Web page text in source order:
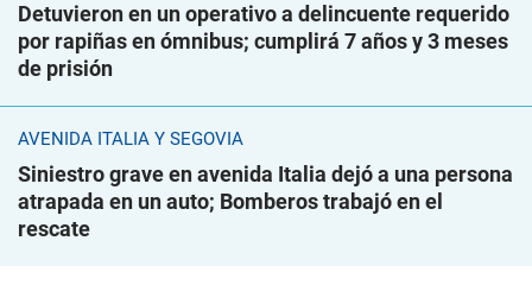
Detuvieron en un operativo a delincuente requerido
por rapiñas en ómnibus; cumplirá 7 años y 3 meses
de prisión
AVENIDA ITALIA Y SEGOVIA
Siniestro grave en avenida Italia dejó a una persona
atrapada en un auto; Bomberos trabajó en el
rescate